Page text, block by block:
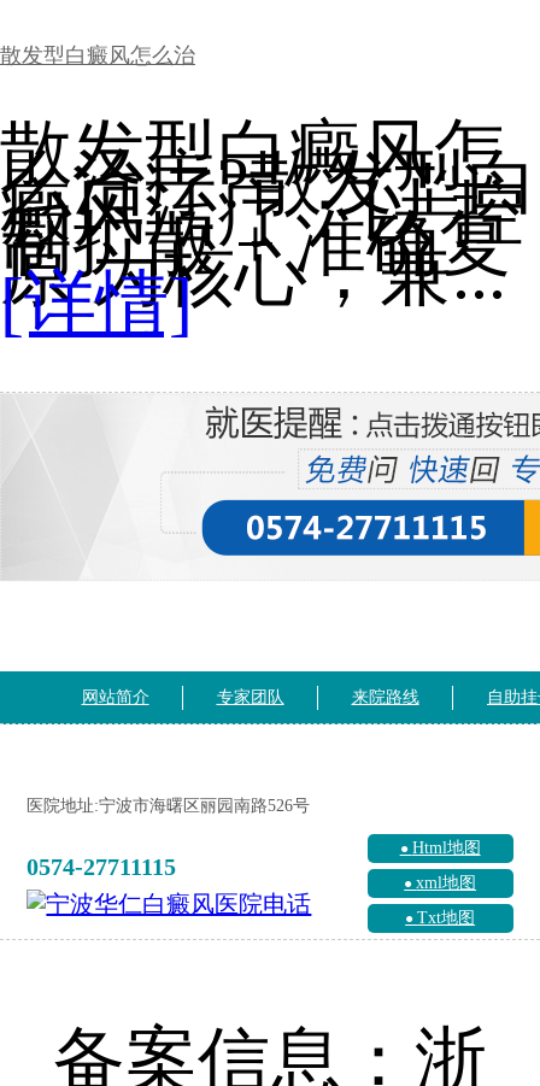
散发型白癜风怎么治
散发型白癜风怎
么治疗?散发型白
癜风治疗：以 控
制扩散 + 准确复
原 为核心，兼...
[详情]
网站简介 专家团队 来院路线 自助
医院地址:宁波市海曙区丽园南路526号
0574-27711115
Html地图
xml地图
Txt地图
备案信息：浙